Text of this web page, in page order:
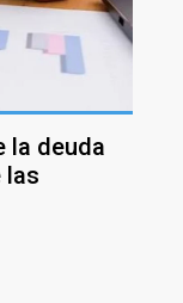
la deuda
las